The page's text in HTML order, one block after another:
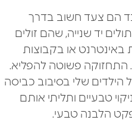
בד הם צעד חשוב בדרך
יד שנייה, שהם זולים
באינטרנט או בקבוצות
פשוטה להפליא.
שלי בסיבוב כביסה
טבעיים ותליתי אותם
הלבנה טבעי.